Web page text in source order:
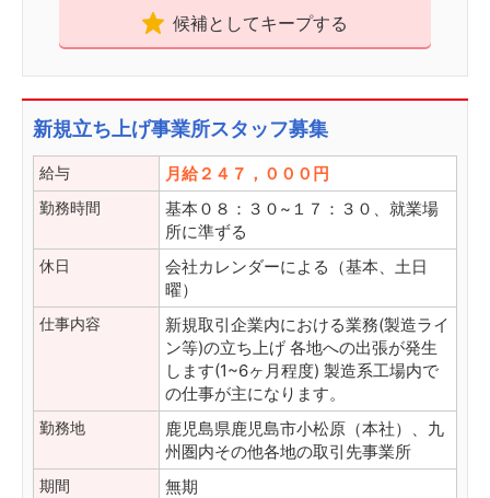
候補としてキープする
新規立ち上げ事業所スタッフ募集
給与 月給２４７，０００円
勤務時間
基本０８：３０~１７：３０、就業場
所に準ずる
休日
会社カレンダーによる（基本、土日
曜）
仕事内容
新規取引企業内における業務(製造ライ
ン等)の立ち上げ 各地への出張が発生
します(1~6ヶ月程度) 製造系工場内で
の仕事が主になります。
勤務地
鹿児島県鹿児島市小松原（本社）、九
州圏内その他各地の取引先事業所
期間 無期